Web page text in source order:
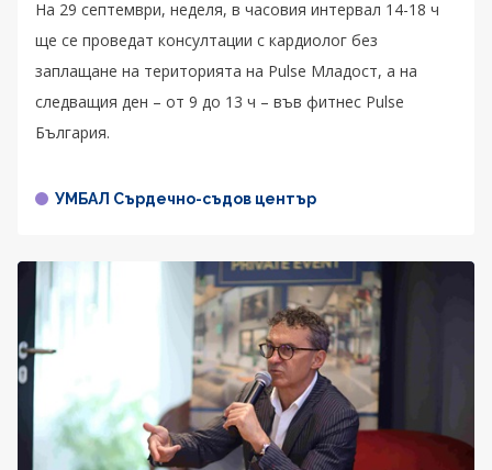
На 29 септември, неделя, в часовия интервал 14-18 ч
ще се проведат консултации с кардиолог без
заплащане на територията на Pulse Младост, а на
следващия ден – от 9 до 13 ч – във фитнес Pulse
България.
УМБАЛ Сърдечно-съдов център